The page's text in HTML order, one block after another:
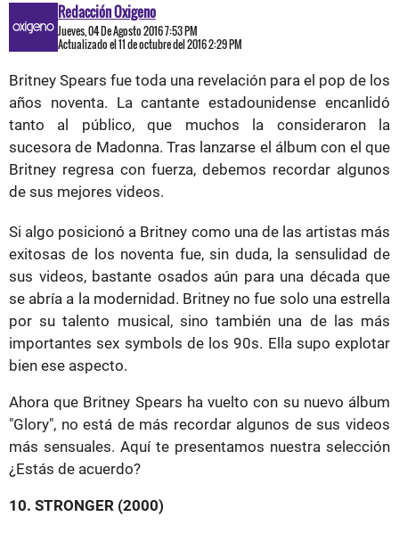
Redacción Oxigeno
Jueves, 04 De Agosto 2016 7:53 PM
Actualizado el 11 de octubre del 2016 2:29 PM
Britney Spears fue toda una revelación para el pop de los
años noventa. La cantante estadounidense encanlidó
tanto al público, que muchos la consideraron la
sucesora de Madonna. Tras lanzarse el álbum con el que
Britney regresa con fuerza, debemos recordar algunos
de sus mejores videos.
Si algo posicionó a Britney como una de las artistas más
exitosas de los noventa fue, sin duda, la sensulidad de
sus videos, bastante osados aún para una década que
se abría a la modernidad. Britney no fue solo una estrella
por su talento musical, sino también una de las más
importantes sex symbols de los 90s. Ella supo explotar
bien ese aspecto.
Ahora que Britney Spears ha vuelto con su nuevo álbum
"Glory", no está de más recordar algunos de sus videos
más sensuales. Aquí te presentamos nuestra selección
¿Estás de acuerdo?
10. STRONGER (2000)